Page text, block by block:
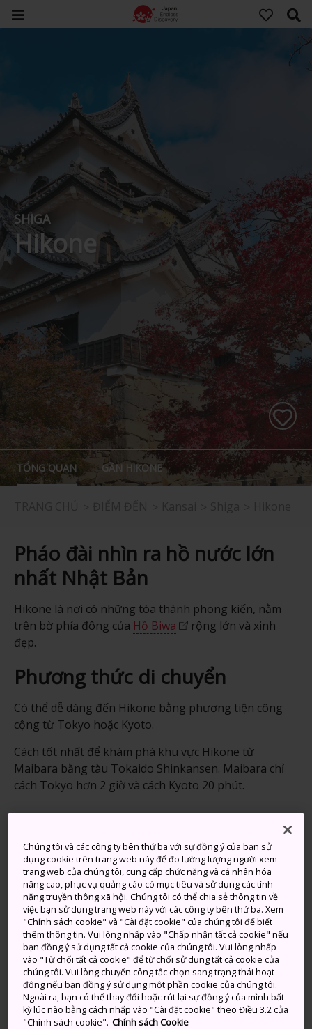
SHIGA
Hikone
TỔNG QUAN GẦN HIKONE
Pháo đài nhìn ra hồ nước lớn
nhất Nhật Bản
Hikone là nơi có những tòa thành phong kiến, nằm
trên bờ phía đông của Hồ Biwa
rộng lớn và xinh
đẹp.
Phương thức di chuyển
Có thể dễ dàng đến Hikone bằng phương tiện công
cộng từ Tokyo hoặc Kyoto.
Cách tốt nhất để khám phá khu vực Hikone từ
Maibara bằng tàu Tokaido Shinkansen. Maibara chỉ
cách Tokyo hơn 2 giờ và cách Kyoto 20 phút.
Chúng tôi và các công ty bên thứ ba với sự đồng ý của bạn sử
dụng cookie trên trang web này để đo lường lượng người xem
trang web của chúng tôi, cung cấp chức năng và cá nhân hóa
nâng cao, phục vụ quảng cáo có mục tiêu và sử dụng các tính
năng truyền thông xã hội. Chúng tôi có thể chia sẻ thông tin về
việc bạn sử dụng trang web này với các công ty bên thứ ba. Xem
"Chính sách cookie" và "Cài đặt cookie" của chúng tôi để biết
thêm thông tin. Vui lòng nhấp vào "Chấp nhận tất cả cookie" nếu
bạn đồng ý sử dụng tất cả cookie của chúng tôi. Vui lòng nhấp
vào "Từ chối tất cả cookie" để từ chối sử dụng tất cả cookie của
chúng tôi. Vui lòng chuyển công tắc chọn sang trạng thái hoạt
động nếu bạn đồng ý sử dụng một phần cookie của chúng tôi.
Ngoài ra, bạn có thể thay đổi hoặc rút lại sự đồng ý của mình bất
kỳ lúc nào bằng cách nhấp vào "Cài đặt cookie" theo Điều 3.2 của
"Chính sách cookie". Chính sách Cookie